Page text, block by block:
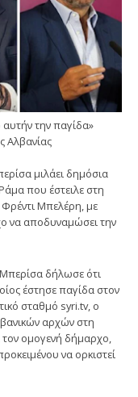
αυτήν την παγίδα»
μιλάει δημόσια
που έστειλε στη
Μπελέρη, με
να αποδυναμώσει την
δήλωσε ότι
έστησε παγίδα στον
σταθμό syri.tv, ο
αρχών στη
ομογενή δήμαρχο,
να ορκιστεί